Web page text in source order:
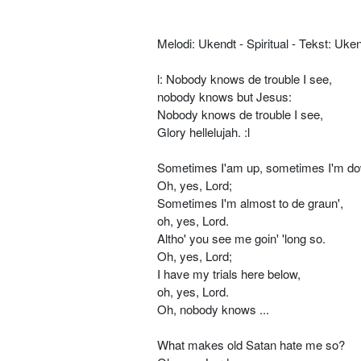
Melodi: Ukendt - Spiritual - Tekst:
l: Nobody knows de trouble I see,
nobody knows but Jesus:
Nobody knows de trouble I see,
Glory hellelujah. :l
Sometimes I'am up, sometimes I'm
Oh, yes, Lord;
Sometimes I'm almost to de graun',
oh, yes, Lord.
Altho' you see me goin' 'long so.
Oh, yes, Lord;
I have my trials here below,
oh, yes, Lord.
Oh, nobody knows ...
What makes old Satan hate me so?